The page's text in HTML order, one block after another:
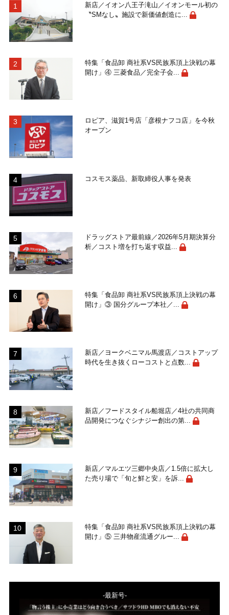
新店／イオン八王子滝山／イオンモール初の
〝SMなし〟施設で新価値創造に...
特集「食品卸 商社系VS民族系頂上決戦の幕
開け」④ 三菱食品／完全子会...
ロピア、滋賀1号店「彦根ナフコ店」を今秋
オープン
コスモス薬品、新取締役人事を発表
ドラッグストア最前線／2026年5月期決算分
析／コスト増を打ち返す収益...
特集「食品卸 商社系VS民族系頂上決戦の幕
開け」③ 国分グループ本社／...
新店／ヨークベニマル馬渡店／コストアップ
時代を生き抜くローコストと点数...
新店／フードスタイル船堀店／4社の共同商
品開発につなぐシナジー創出の第...
新店／マルエツ三郷中央店／1.5倍に拡大し
た売り場で「旬と鮮と安」を訴...
特集「食品卸 商社系VS民族系頂上決戦の幕
開け」⑤ 三井物産流通グルー...
-最新号-